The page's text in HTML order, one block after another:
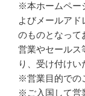
※本ホームペー
よびメールア
のものとなって
営業やセールス
り、受け付けい
※営業目的での
※ご入国して営